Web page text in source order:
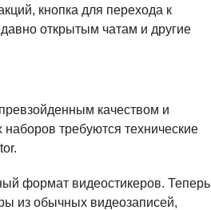
кнопка для перехода к
открытым чатам и другие
качеством и
требуются технические
формат видеостикеров. Теперь
из обычных видеозаписей,